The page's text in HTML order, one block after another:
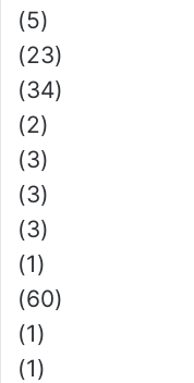
(5)
(23)
(34)
(2)
(3)
(3)
(3)
(1)
(60)
(1)
(1)